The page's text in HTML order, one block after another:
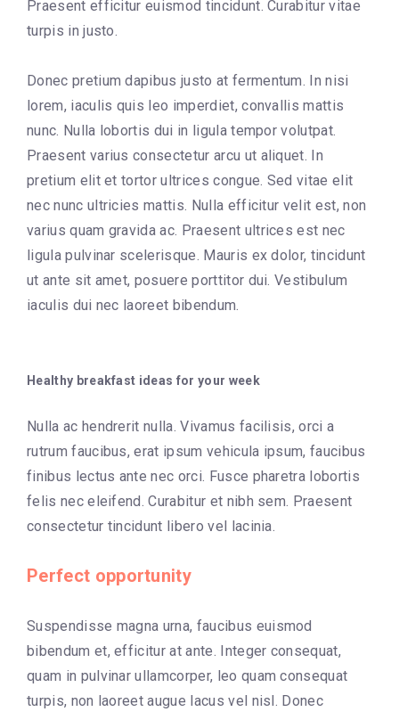
Praesent efficitur euismod tincidunt. Curabitur vitae
turpis in justo.
Donec pretium dapibus justo at fermentum. In nisi
lorem, iaculis quis leo imperdiet, convallis mattis
nunc. Nulla lobortis dui in ligula tempor volutpat.
Praesent varius consectetur arcu ut aliquet. In
pretium elit et tortor ultrices congue. Sed vitae elit
nec nunc ultricies mattis. Nulla efficitur velit est, non
varius quam gravida ac. Praesent ultrices est nec
ligula pulvinar scelerisque. Mauris ex dolor, tincidunt
ut ante sit amet, posuere porttitor dui. Vestibulum
iaculis dui nec laoreet bibendum.
Healthy breakfast ideas for your week
Nulla ac hendrerit nulla. Vivamus facilisis, orci a
rutrum faucibus, erat ipsum vehicula ipsum, faucibus
finibus lectus ante nec orci. Fusce pharetra lobortis
felis nec eleifend. Curabitur et nibh sem. Praesent
consectetur tincidunt libero vel lacinia.
Perfect opportunity
Suspendisse magna urna, faucibus euismod
bibendum et, efficitur at ante. Integer consequat,
quam in pulvinar ullamcorper, leo quam consequat
turpis, non laoreet augue lacus vel nisl. Donec